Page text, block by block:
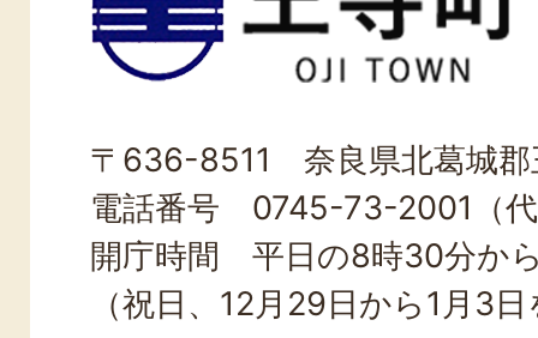
寺
町
TOWN
〒636-8511 奈良県北葛城郡
電話番号 0745-73-2001（
開庁時間 平日の8時30分か
（祝日、12月29日から1月3